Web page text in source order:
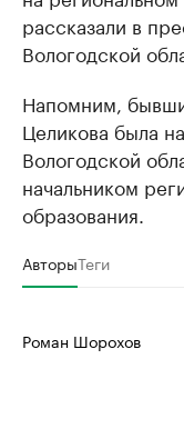
рассказали в
Вологодской
Напомним,
Целикова была
Вологодской
начальником
образования.
АвторыТеги
Роман Шорохов